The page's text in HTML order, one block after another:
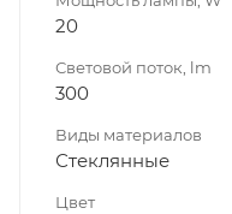
20
Световой поток, lm
300
Виды материалов
Стеклянные
Цвет